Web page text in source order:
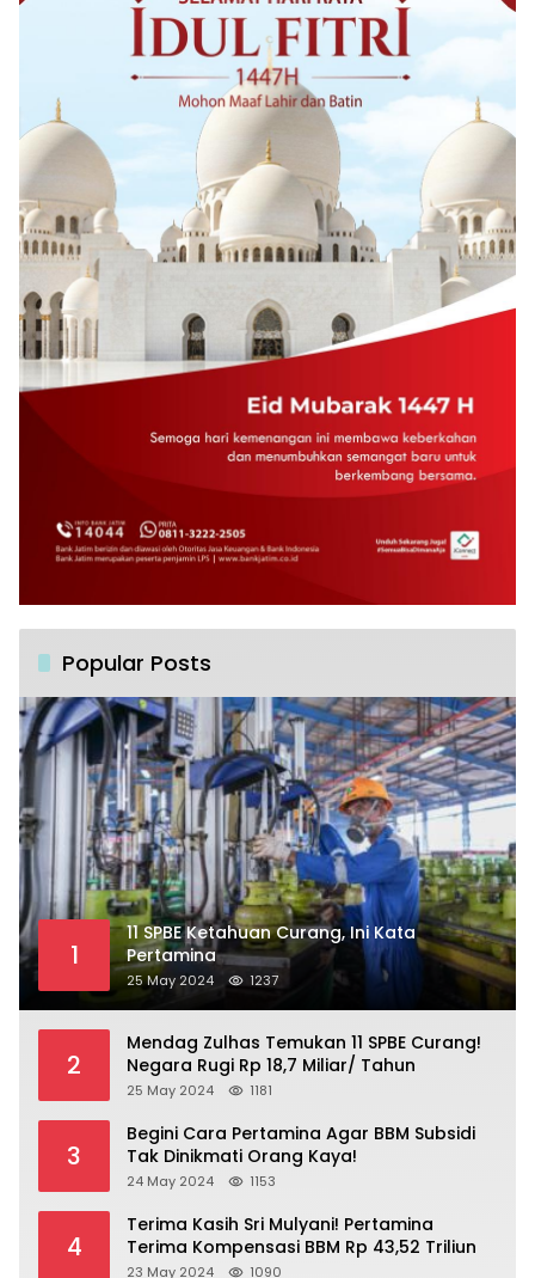
Popular Posts
1
11 SPBE Ketahuan Curang, Ini Kata
Pertamina
25 May 2024 1237
2
Mendag Zulhas Temukan 11 SPBE Curang!
Negara Rugi Rp 18,7 Miliar/ Tahun
25 May 2024 1181
3
Begini Cara Pertamina Agar BBM Subsidi
Tak Dinikmati Orang Kaya!
24 May 2024 1153
4
Terima Kasih Sri Mulyani! Pertamina
Terima Kompensasi BBM Rp 43,52 Triliun
23 May 2024 1090